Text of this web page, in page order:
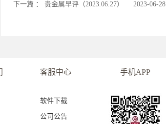
下一篇 ： 贵金属早评（2023.06.27） 2023-06-28
客服中心
软件下载
公司公告
手机APP